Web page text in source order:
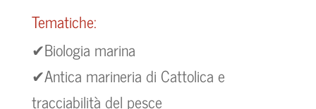
Tematiche:
✔Biologia marina
✔Antica marineria di Cattolica e
tracciabilità del pesce